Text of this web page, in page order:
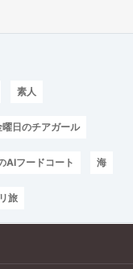
素人
曜日のチアガール
AIフードコート 海
旅